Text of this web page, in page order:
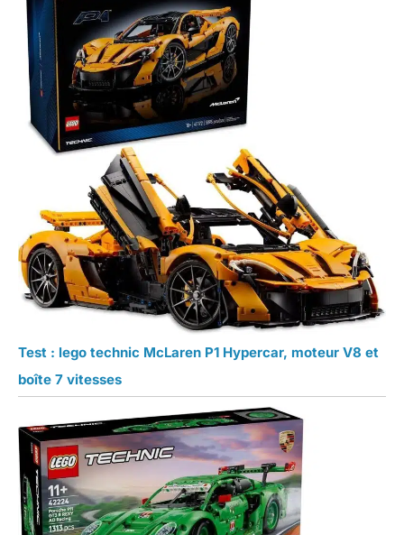
Test : lego technic McLaren P1 Hypercar, moteur V8 et
boîte 7 vitesses